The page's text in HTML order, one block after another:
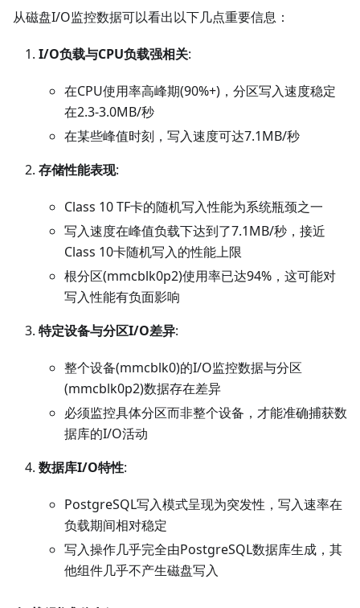
从磁盘I/O监控数据可以看出以下几点重要信息：
I/O负载与CPU负载强相关:
在CPU使用率高峰期(90%+)，分区写入速度稳定
在2.3-3.0MB/秒
在某些峰值时刻，写入速度可达7.1MB/秒
存储性能表现:
Class 10 TF卡的随机写入性能为系统瓶颈之一
写入速度在峰值负载下达到了7.1MB/秒，接近
Class 10卡随机写入的性能上限
根分区(mmcblk0p2)使用率已达94%，这可能对
写入性能有负面影响
特定设备与分区I/O差异:
整个设备(mmcblk0)的I/O监控数据与分区
(mmcblk0p2)数据存在差异
必须监控具体分区而非整个设备，才能准确捕获数
据库的I/O活动
数据库I/O特性:
PostgreSQL写入模式呈现为突发性，写入速率在
负载期间相对稳定
写入操作几乎完全由PostgreSQL数据库生成，其
他组件几乎不产生磁盘写入